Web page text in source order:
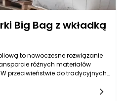
Big Bag z wkładką
to nowoczesne rozwiązanie
różnych materiałów
przeciwieństwie do tradycyjnych
tkanin, worki big bag z wkładką